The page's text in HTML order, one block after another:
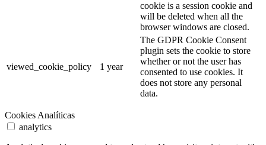
cookie is a session cookie and
will be deleted when all the
browser windows are closed.
viewed_cookie_policy 1 year
The GDPR Cookie Consent
plugin sets the cookie to store
whether or not the user has
consented to use cookies. It
does not store any personal
data.
Cookies Analíticas
analytics